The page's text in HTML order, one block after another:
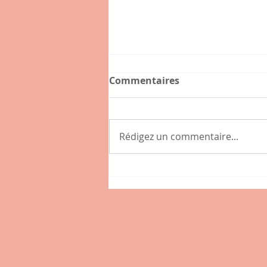
, nouveau café-épicerie de
Commentaires
Rédigez un commentaire...